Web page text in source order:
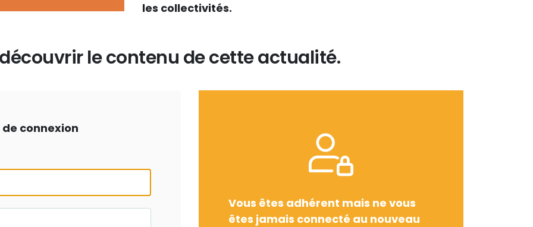
les collectivités.
le contenu de cette actualité.
connexion
Vous êtes adhérent mais ne vous
êtes jamais connecté au nouveau